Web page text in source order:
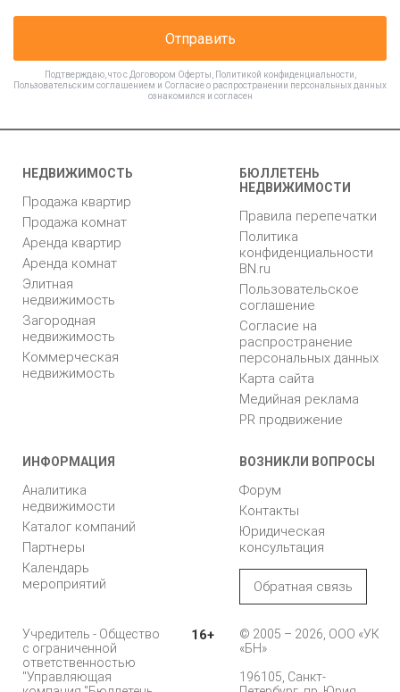
Отправить
Подтверждаю, что с Договором Оферты Политикой конфиденциальности
Пользовательским соглашением и Согласие о распространении персональных данных
ознакомился и согласен
НЕДВИЖИМОСТЬ
Продажа квартир
Продажа комнат
Аренда квартир
Аренда комнат
Элитная
недвижимость
Загородная
недвижимость
Коммерческая
недвижимость
БЮЛЛЕТЕНЬ
НЕДВИЖИМОСТИ
Правила перепечатки
Политика
конфиденциальности
BN.ru
Пользовательское
соглашение
Согласие на
распространение
персональных данных
Карта сайта
Медийная реклама
PR продвижение
ИНФОРМАЦИЯ
Аналитика
недвижимости
Каталог компаний
Партнеры
Календарь
мероприятий
ВОЗНИКЛИ ВОПРОСЫ
Форум
Контакты
Юридическая
консультация
Обратная связь
Учредитель - Общество
с ограниченной
ответственностью
"Управляющая
16+
© 2005 – 2026, ООО «УК
«БН»
196105, Санкт-